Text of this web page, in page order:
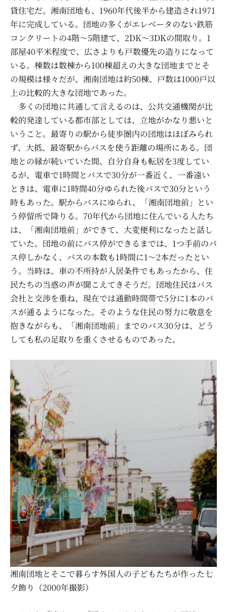
貸住宅だ。湘南団地も、1960年代後半から建造され1971
年に完成している。団地の多くがエレベータのない鉄筋
コンクリートの4階～5階建て、2DK～3DKの間取り。1
部屋40平米程度で、広さよりも戸数優先の造りになって
いる。棟数は数棟から100棟超えの大きな団地までとそ
の規模は様々だが、湘南団地は約50棟、戸数は1000戸以
上の比較的大きな団地であった。
多くの団地に共通して言えるのは、公共交通機関が比
較的発達している都市部としては、立地がかなり悪いと
いうこと。最寄りの駅から徒歩圏内の団地はほぼみられ
ず、大抵、最寄駅からバスを使う距離の場所にある。団
地との縁が続いていた間、自分自身も転居を3度してい
るが、電車で1時間とバスで30分が一番近く、一番遠い
ときは、電車に1時間40分ゆられた後バスで30分という
時もあった。駅からバスにゆられ、「湘南団地前」とい
う停留所で降りる。70年代から団地に住んでいる人たち
は、「湘南団地前」ができて、大変便利になったと話し
ていた。団地の前にバス停ができるまでは、1つ手前のバ
ス停しかなく、バスの本数も1時間に1～2本だったとい
う。当時は、車の不所持が入居条件でもあったから、住
民たちの当惑の声が聞こえてきそうだ。団地住民はバス
会社と交渉を重ね、現在では通勤時間帯で5分に1本のバ
スが通るようになった。そのような住民の努力に敬意を
抱きながらも、「湘南団地前」までのバス30分は、どう
しても私の足取りを重くさせるものであった。
湘南団地とそこで暮らす外国人の子どもたちが作った七
夕飾り（2000年撮影）